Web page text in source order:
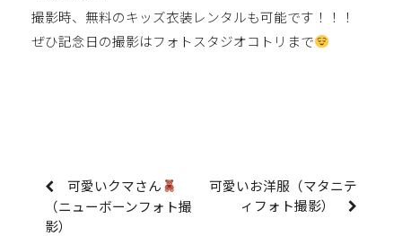
撮影時、無料のキッズ衣装レンタルも可能です！！！
ぜひ記念日の撮影はフォトスタジオコトリまで
可愛いクマさん
（ニューボーンフォト撮
影）
可愛いお洋服（マタニテ
ィフォト撮影）